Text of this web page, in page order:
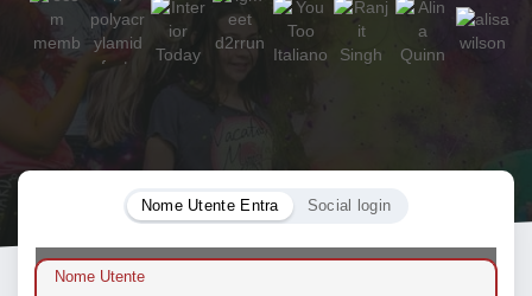
Nome Utente Entra Social login
Nome Utente